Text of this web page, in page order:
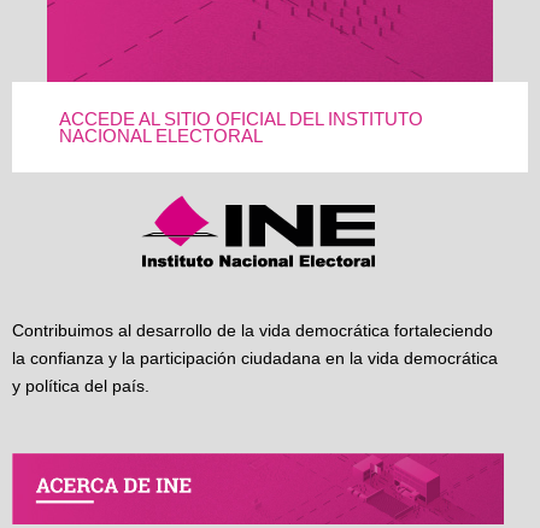
ACCEDE AL SITIO OFICIAL DEL INSTITUTO
NACIONAL ELECTORAL
Contribuimos al desarrollo de la vida democrática fortaleciendo
la confianza y la participación ciudadana en la vida democrática
y política del país.